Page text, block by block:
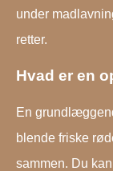
under
retter.
Hvad er en
En
blende friske
sammen. Du